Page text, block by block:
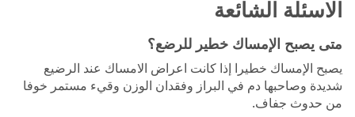
الاسئلة الشائعة
متى يصبح الإمساك خطير للرضع؟
يصبح الإمساك خطيرا إذا كانت اعراض الامساك عند الرضيع
شديدة وصاحبها دم في البراز وفقدان الوزن وقيء مستمر خوفا
من حدوث جفاف.